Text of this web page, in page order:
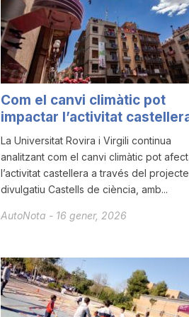
a
Com el canvi climàtic pot
impactar l’activitat
La Universitat Rovira i Virgili continua
analitzant com el canvi climàtic pot
l’activitat castellera a través del projecte
divulgatiu Castells de ciència, amb...
AutoNota - 16 gener, 2026